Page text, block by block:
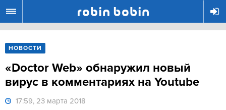
НОВОСТИ
«Doctor Web» обнаружил новый
вирус в комментариях на Youtube
17:59, 23 марта 2018